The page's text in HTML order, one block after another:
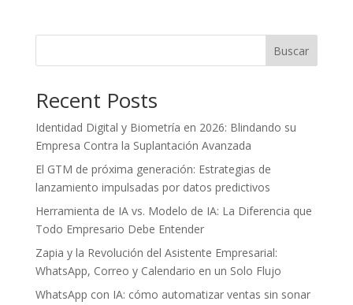
Buscar
Recent Posts
Identidad Digital y Biometría en 2026: Blindando su
Empresa Contra la Suplantación Avanzada
El GTM de próxima generación: Estrategias de
lanzamiento impulsadas por datos predictivos
Herramienta de IA vs. Modelo de IA: La Diferencia que
Todo Empresario Debe Entender
Zapia y la Revolución del Asistente Empresarial:
WhatsApp, Correo y Calendario en un Solo Flujo
WhatsApp con IA: cómo automatizar ventas sin sonar